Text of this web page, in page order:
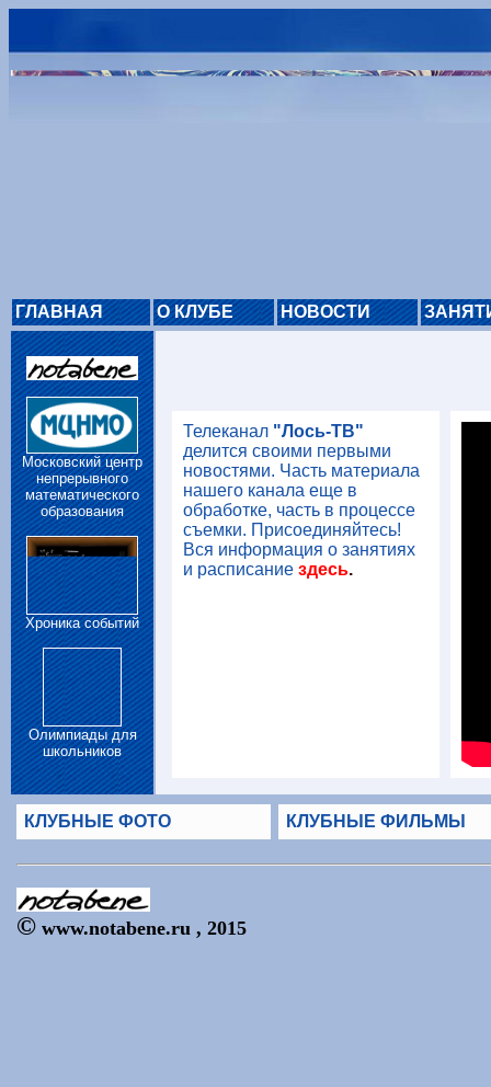
ГЛАВНАЯ О КЛУБЕ НОВОСТИ
Московский центр
непрерывного
математического
образования
Хроника событий
Олимпиады для
школьников
Телеканал "Лось-ТВ"
делится своими первыми
новостями. Часть материала
нашего канала еще в
обработке, часть в процессе
съемки. Присоединяйтесь!
Вся информация о занятиях
и расписание здесь.
КЛУБНЫЕ ФОТО КЛУБНЫЕ ФИЛЬМЫ
© www.notabene.ru , 2015